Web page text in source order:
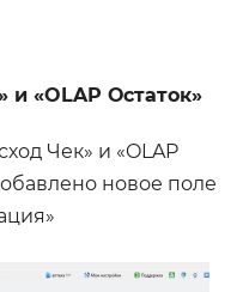
и «OLAP Остаток»
Чек» и «OLAP
новое поле